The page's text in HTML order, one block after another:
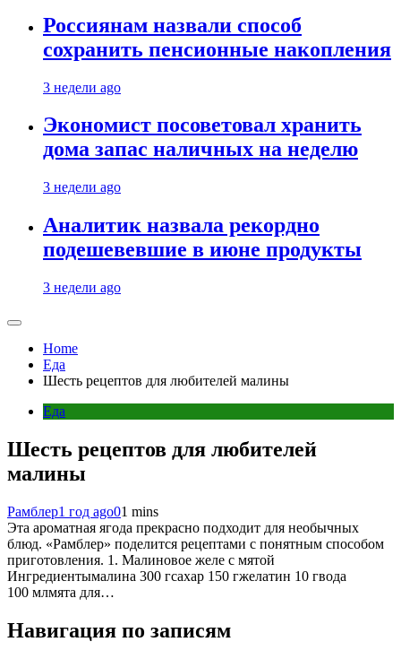
Россиянам назвали способ
сохранить пенсионные накопления
3 недели ago
Экономист посоветовал хранить
дома запас наличных на неделю
3 недели ago
Аналитик назвала рекордно
подешевевшие в июне продукты
3 недели ago
Home
Еда
Шесть рецептов для любителей малины
Еда
Шесть рецептов для любителей
малины
Рамблер1 год ago01 mins
Эта ароматная ягода прекрасно подходит для необычных
блюд. «‎Рамблер» поделится рецептами с понятным способом
приготовления. 1. Малиновое желе с мятой
Ингредиентымалина 300 гсахар 150 гжелатин 10 гвода
100 млмята для…
Навигация по записям